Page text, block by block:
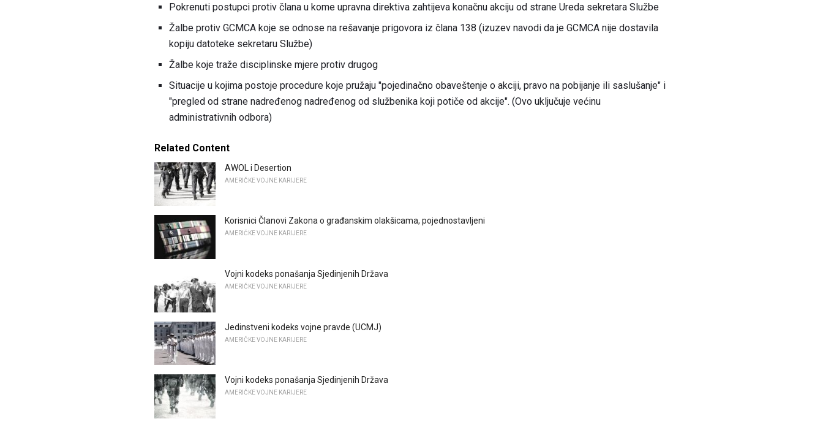
Pokrenuti postupci protiv člana u kome upravna direktiva zahtijeva konačnu akciju od strane Ureda sekretara Službe
Žalbe protiv GCMCA koje se odnose na rešavanje prigovora iz člana 138 (izuzev navodi da je GCMCA nije dostavila
kopiju datoteke sekretaru Službe)
Žalbe koje traže disciplinske mjere protiv drugog
Situacije u kojima postoje procedure koje pružaju "pojedinačno obaveštenje o akciji, pravo na pobijanje ili saslušanje" i
"pregled od strane nadređenog nadređenog od službenika koji potiče od akcije". (Ovo uključuje većinu
administrativnih odbora)
Related Content
AWOL i Desertion
AMERIČKE VOJNE KARIJERE
Korisnici Članovi Zakona o građanskim olakšicama, pojednostavljeni
AMERIČKE VOJNE KARIJERE
Vojni kodeks ponašanja Sjedinjenih Država
AMERIČKE VOJNE KARIJERE
Jedinstveni kodeks vojne pravde (UCMJ)
AMERIČKE VOJNE KARIJERE
Vojni kodeks ponašanja Sjedinjenih Država
AMERIČKE VOJNE KARIJERE